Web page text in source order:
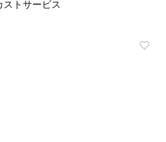
ストサービス